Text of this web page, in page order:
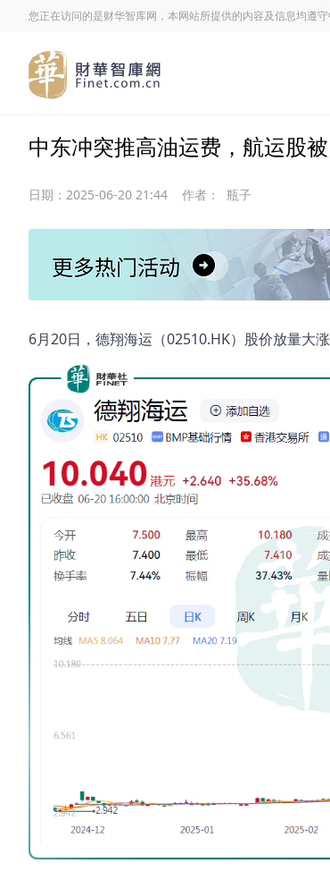
您正在访问的是财华智库网，本网站所提供的内容及信息均遵
中东冲突推高油运费，航运股
日期： 2025-06-20 21:44 作者： 瓶子
6月20日，德翔海运（02510.HK）股价放量大